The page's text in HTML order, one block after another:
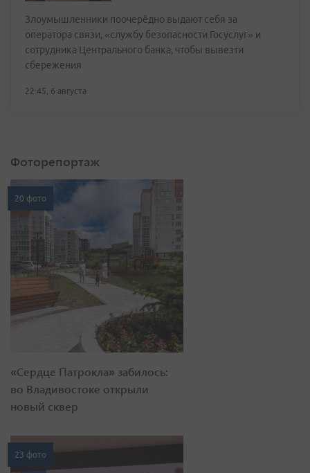
Злоумышленники поочерёдно выдают себя за
оператора связи, «службу безопасности Госуслуг» и
сотрудника Центрального банка, чтобы вывезти
сбережения
22:45, 6 августа
Фоторепортаж
20 фото
«Сердце Патрокла» забилось:
во Владивостоке открыли
новый сквер
23 фото